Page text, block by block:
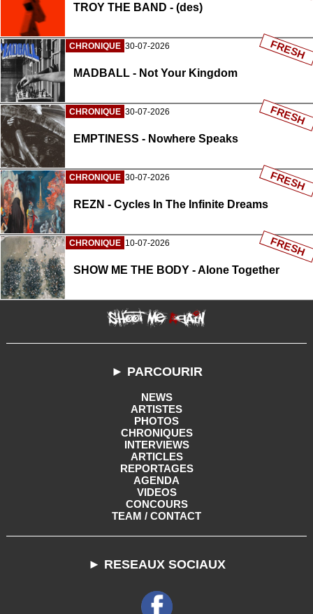
TROY THE BAND - (des)
CHRONIQUE 30-07-2026
MADBALL - Not Your Kingdom
FRESH
CHRONIQUE 30-07-2026
EMPTINESS - Nowhere Speaks
FRESH
CHRONIQUE 30-07-2026
REZN - Cycles In The Infinite Dreams
FRESH
CHRONIQUE 10-07-2026
SHOW ME THE BODY - Alone Together
FRESH
► PARCOURIR
NEWS
ARTISTES
PHOTOS
CHRONIQUES
INTERVIEWS
ARTICLES
REPORTAGES
AGENDA
VIDEOS
CONCOURS
TEAM / CONTACT
► RESEAUX SOCIAUX